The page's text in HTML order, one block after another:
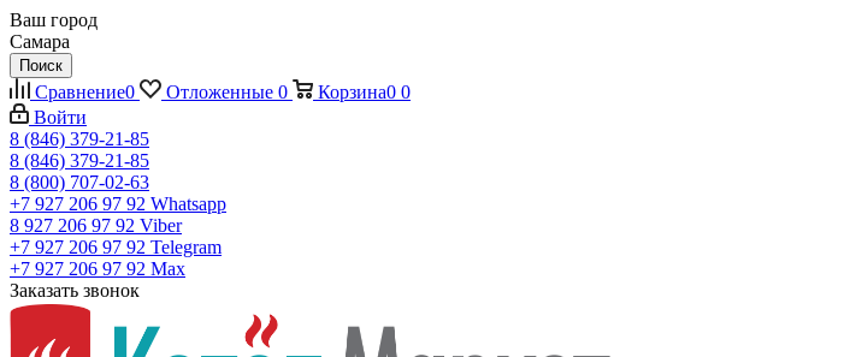
Ваш город
Самара
Поиск
Сравнение0 Отложенные 0 Корзина0 0
Войти
8 (846) 379-21-85
8 (846) 379-21-85
8 (800) 707-02-63
+7 927 206 97 92 Whatsapp
8 927 206 97 92 Viber
+7 927 206 97 92 Telegram
+7 927 206 97 92 Max
Заказать звонок